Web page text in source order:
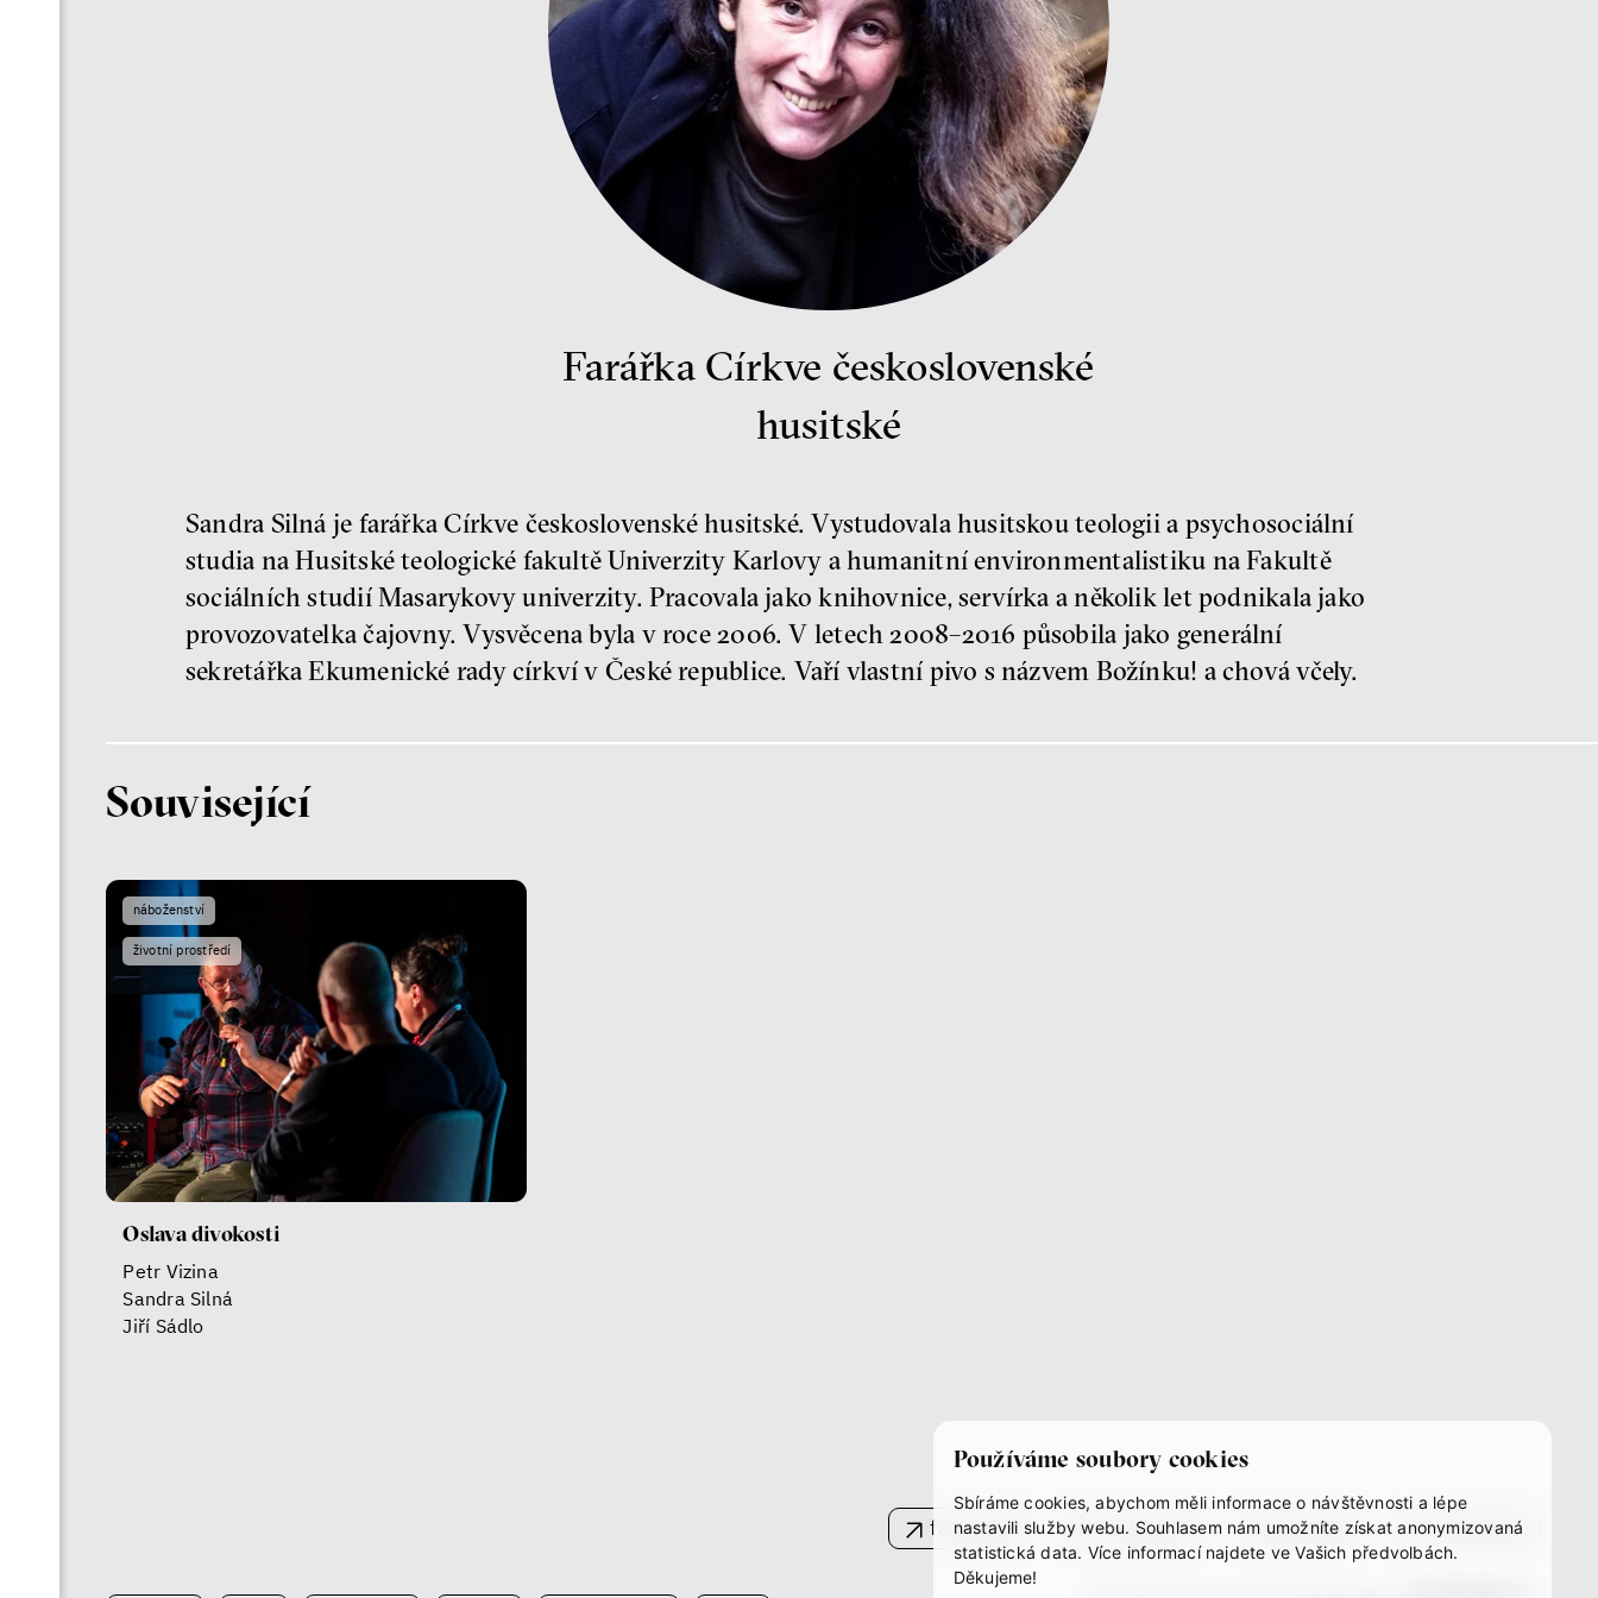
Používáme soubory cookies
Sbíráme cookies, abychom měli informace o návštěvnosti a lépe
nastavili služby webu. Souhlasem nám umožníte získat anonymizovaná
statistická data. Více informací najdete ve Vašich předvolbách.
Děkujeme!
Farářka Církve československé
husitské
Sandra Silná je farářka Církve československé husitské. Vystudovala husitskou teologii a psychosociální
studia na Husitské teologické fakultě Univerzity Karlovy a humanitní environmentalistiku na Fakultě
sociálních studií Masarykovy univerzity. Pracovala jako knihovnice, servírka a několik let podnikala jako
provozovatelka čajovny. Vysvěcena byla v roce 2006. V letech 2008–2016 působila jako generální
sekretářka Ekumenické rady církví v České republice. Vaří vlastní pivo s názvem Božínku! a chová včely.
Související
náboženství
životní prostředí
Oslava divokosti
Petr Vizina
Sandra Silná
Jiří Sádlo
facebook instagram youtube mastodon